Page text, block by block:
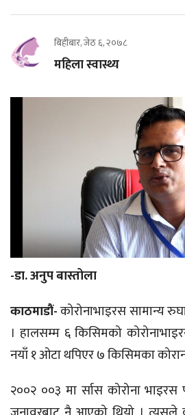
बिहीबार, जेठ ६, २०७८
महिला स्वास्थ्य
-डा. अनुप बास्तोला
काठमाडौं-कोरोनाभाइरस सामान्य
। हालसम्म ६ किसिमको
नयाँ १ ओटा थपिएर ७ किसिमका
२००२ ००३ मा र्सास कोरोना भाइरस